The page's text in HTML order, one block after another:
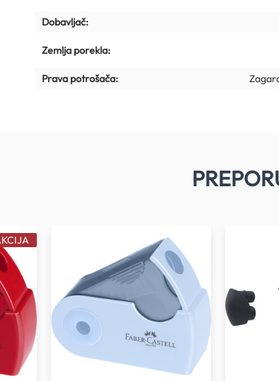
Dobavljač:
Zemlja porekla:
Prava potrošača: